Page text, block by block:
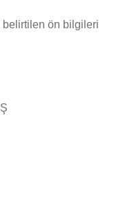
belirtilen ön bilgileri